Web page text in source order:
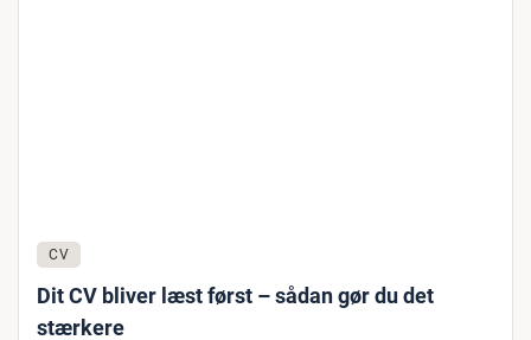
CV
Dit CV bliver læst først – sådan gør du det
stærkere